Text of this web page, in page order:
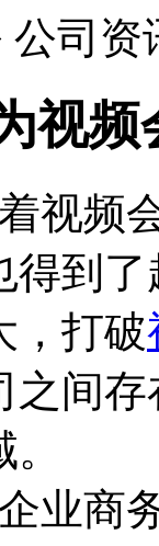
公司资
视
视频
得到
，打破
之间
业商